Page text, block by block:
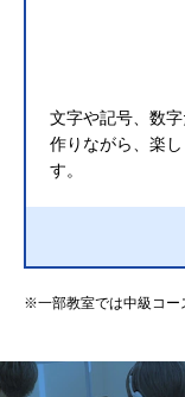
文字や記号、数
作りながら、楽
す。
※一部教室では中級コー